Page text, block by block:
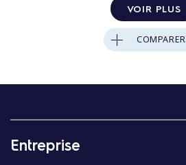
VOIR PLUS
COMPARER
Entreprise